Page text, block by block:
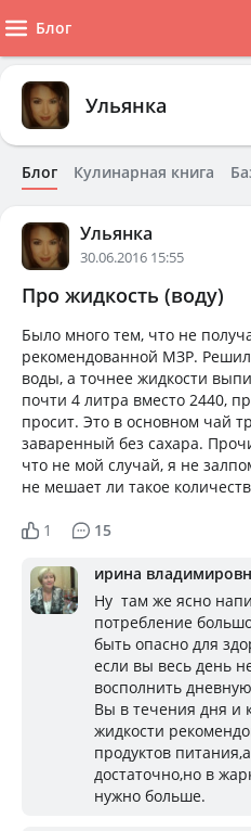
Блог
Ульянка
Блог Кулинарная книга
Ульянка
30.06.2016 15:55
Про жидкость (воду)
Было много тем, что не
рекомендованной МЗР.
воды, а точнее жидкости
почти 4 литра вместо 2440,
просит. Это в основном чай
заваренный без сахара.
что не мой случай, я не
не мешает ли такое
1 15
ирина
Ну там же ясно
потребление
быть опасно для
если вы весь день
восполнить
Вы в течения дня и
жидкости
продуктов
достаточно,но в
нужно больше.